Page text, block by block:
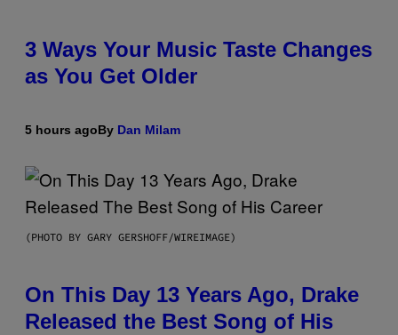
3 Ways Your Music Taste Changes
as You Get Older
5 hours agoBy Dan Milam
(PHOTO BY GARY GERSHOFF/WIREIMAGE)
On This Day 13 Years Ago, Drake
Released the Best Song of His